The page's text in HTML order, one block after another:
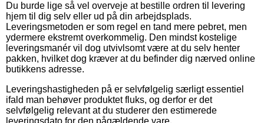
Du burde lige så vel overveje at bestille ordren til levering
hjem til dig selv eller ud på din arbejdsplads.
Leveringsmetoden er som regel en tand mere pebret, men
ydermere ekstremt overkommelig. Den mindst kostelige
leveringsmanér vil dog utvivlsomt være at du selv henter
pakken, hvilket dog kræver at du befinder dig nærved online
butikkens adresse.
Leveringshastigheden på er selvfølgelig særligt essentiel
ifald man behøver produktet fluks, og derfor er det
selvfølgelig relevant at du studerer den estimerede